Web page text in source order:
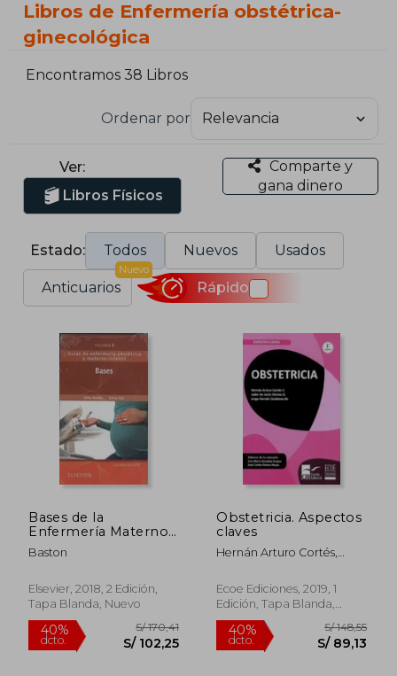
Libros de Enfermería obstétrica-
ginecológica
Encontramos 38 Libros
Ordenar por
Ver:
Libros Físicos
Comparte y
gana dinero
Estado: Todos Nuevos Usados
Anticuarios
Nuevo
Rápido
Bases de la
Enfermería Materno-
Infantil - 2ª Edición
Baston
Elsevier, 2018, 2 Edición,
Tapa Blanda, Nuevo
Obstetricia. Aspectos
claves
Hernán Arturo Cortés,
Jorge Hernán Gutiérrez
Ecoe Ediciones, 2019, 1
Edición, Tapa Blanda,
Nuevo